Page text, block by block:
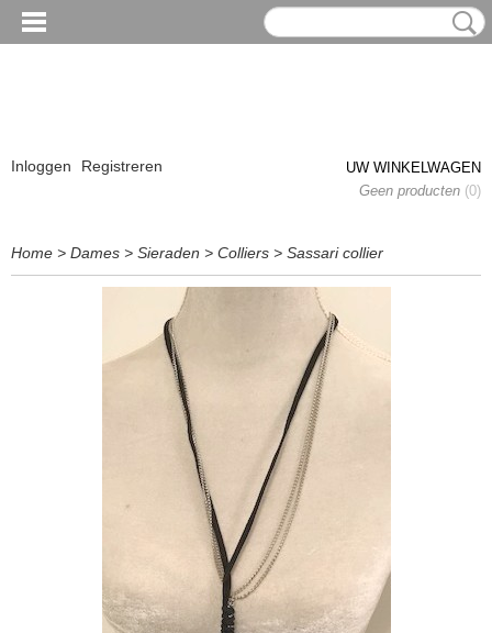
Inloggen Registreren
UW WINKELWAGEN
Geen producten (0)
Home > Dames > Sieraden > Colliers > Sassari collier